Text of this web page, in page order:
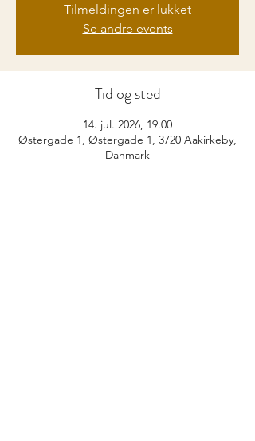
Tilmeldingen er lukket
Se andre events
Tid og sted
14. jul. 2026, 19.00
Østergade 1, Østergade 1, 3720 Aakirkeby,
Danmark